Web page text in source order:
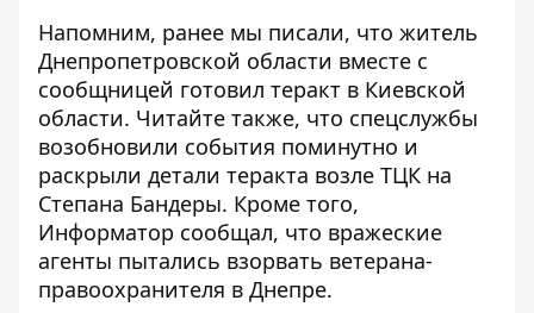
Напомним, ранее мы писали, что житель
Днепропетровской области вместе с
сообщницей готовил теракт в Киевской
области. Читайте также, что спецслужбы
возобновили события поминутно и
раскрыли детали теракта возле ТЦК на
Степана Бандеры. Кроме того,
Информатор сообщал, что вражеские
агенты пытались взорвать ветерана-
правоохранителя в Днепре.